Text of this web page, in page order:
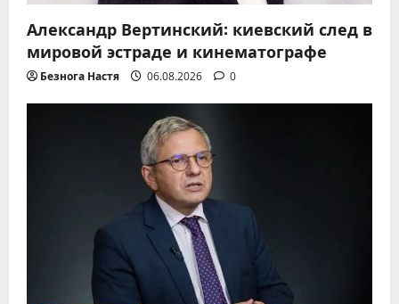
Александр Вертинский: киевский след в
мировой эстраде и кинематографе
Безнога Настя 06.08.2026 0